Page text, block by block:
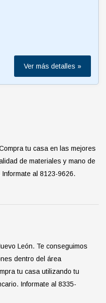
Ver más detalles »
tu casa en las mejores
de materiales y mano de
al 8123-9626.
León. Te conseguimos
dentro del área
tu casa utilizando tu
Informate al 8335-